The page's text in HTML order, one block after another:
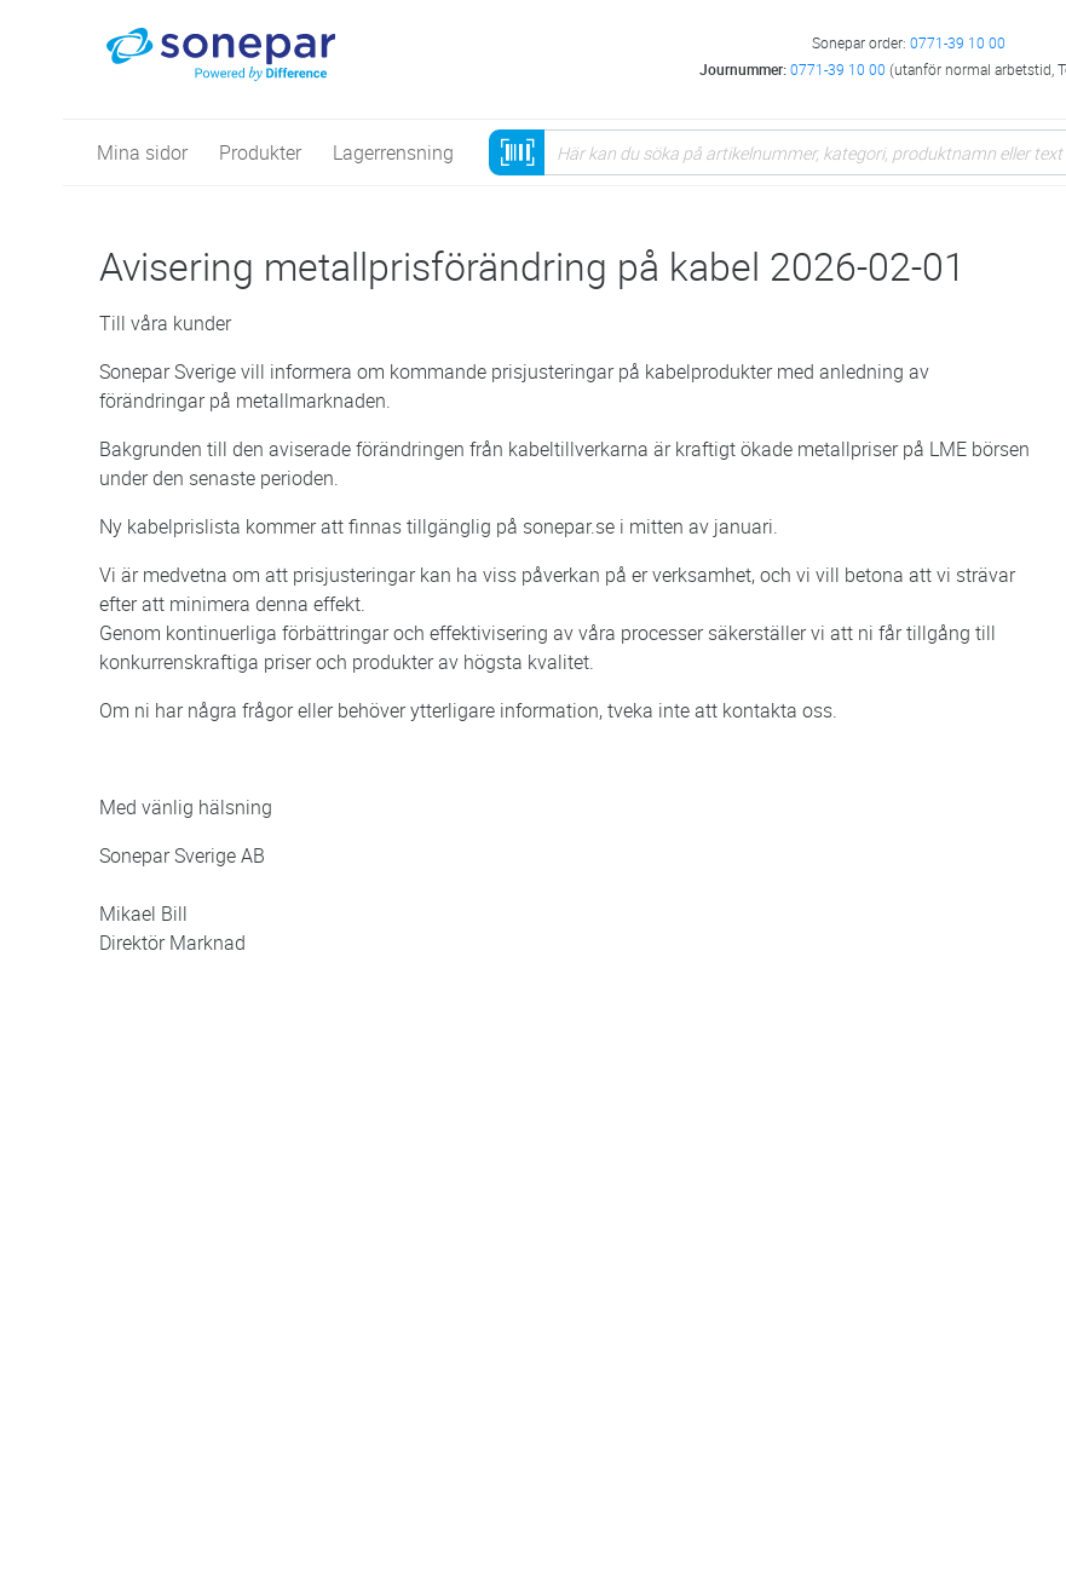
Sonepar order: 0771-39 10 00
Journummer:0771-39 10 00 (utanför normal arbetstid,
Mina sidor Produkter Lagerrensning
Avisering metallprisförändring på kabel 2026-02-01
Till våra kunder
Sonepar Sverige vill informera om kommande prisjusteringar på kabelprodukter med anledning av
förändringar på metallmarknaden.
Bakgrunden till den aviserade förändringen från kabeltillverkarna är kraftigt ökade metallpriser på LME börsen
under den senaste perioden.
Ny kabelprislista kommer att finnas tillgänglig på sonepar.se i mitten av januari.
Vi är medvetna om att prisjusteringar kan ha viss påverkan på er verksamhet, och vi vill betona att vi strävar
efter att minimera denna effekt.
Genom kontinuerliga förbättringar och effektivisering av våra processer säkerställer vi att ni får tillgång till
konkurrenskraftiga priser och produkter av högsta kvalitet.
Om ni har några frågor eller behöver ytterligare information, tveka inte att kontakta oss.
Med vänlig hälsning
Sonepar Sverige AB
Mikael Bill
Direktör Marknad